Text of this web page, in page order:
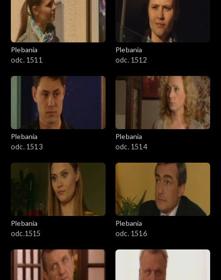
Odcinki specjalne
Plebania
odc. 1511
Plebania
odc. 1512
Plebania
odc. 1513
Plebania
odc. 1514
Plebania
odc.1515
Plebania
odc. 1516